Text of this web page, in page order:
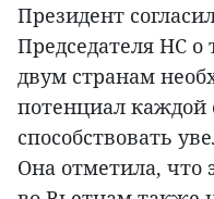
Президент
Председателя НС о
двум странам
потенциал каждой
способствовать
Она отметила, что